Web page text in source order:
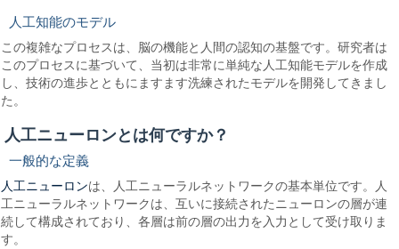
人工知能のモデル
この複雑なプロセスは、脳の機能と人間の認知の基盤です。研究者は
このプロセスに基づいて、当初は非常に単純な人工知能モデルを作成
し、技術の進歩とともにますます洗練されたモデルを開発してきまし
た。
人工ニューロンとは何ですか？
一般的な定義
人工ニューロンは、人工ニューラルネットワークの基本単位です。人
工ニューラルネットワークは、互いに接続されたニューロンの層が連
続して構成されており、各層は前の層の出力を入力として受け取りま
す。